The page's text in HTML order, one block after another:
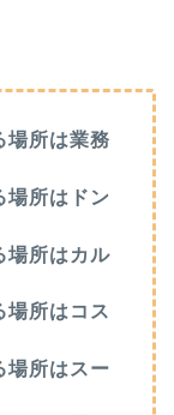
場所は業務
場所はドン
場所はカル
場所はコス
場所はスー